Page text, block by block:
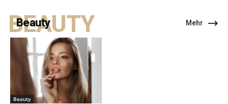
Beauty
BEAUTY Mehr
Beauty